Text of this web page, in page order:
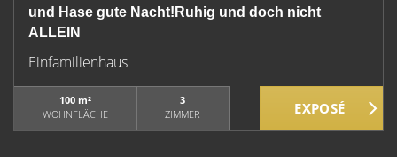
und Hase gute Nacht!Ruhig und doch nicht
ALLEIN
Einfamilienhaus
100 m²
WOHNFLÄCHE
3
ZIMMER